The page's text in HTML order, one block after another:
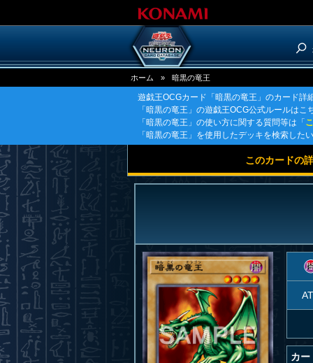
ホーム » 暗黒の竜王
遊戯王OCGカード「暗黒の竜王」のカード詳
「暗黒の竜王」の遊戯王OCG公式ルールは
「暗黒の竜王」の使い方に関する質問等は「
「暗黒の竜王」を使用したデッキを検索した
このカードの
カー